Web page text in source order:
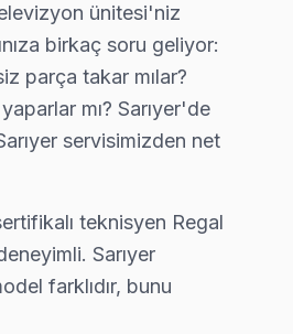
ekranında çizgi, donma ya da ses
→
Servis
adresinde firmware güncellemesi
Servis
Regal TV sorunları için kapıya
Arıza →
ünitesi'niz
birkaç soru geliyor:
parça takar mılar?
mı? Sarıyer'de
servisimizden net
teknisyen Regal
Sarıyer
farklıdır, bunu